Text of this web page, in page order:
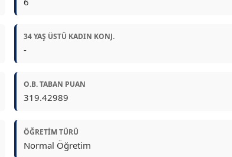
34 YAŞ ÜSTÜ KADIN KONJ.
-
O.B. TABAN PUAN
319.42989
ÖĞRETIM TÜRÜ
Normal Öğretim